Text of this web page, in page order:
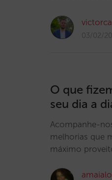
03/02/
O que
seu dia a
Acompanhe-
melhorias que
máximo